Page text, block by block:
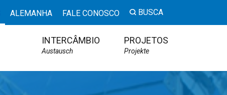
ALEMANHA FALE CONOSCO BUSCA
INTERCÂMBIO
Austausch
PROJETOS
Projekte